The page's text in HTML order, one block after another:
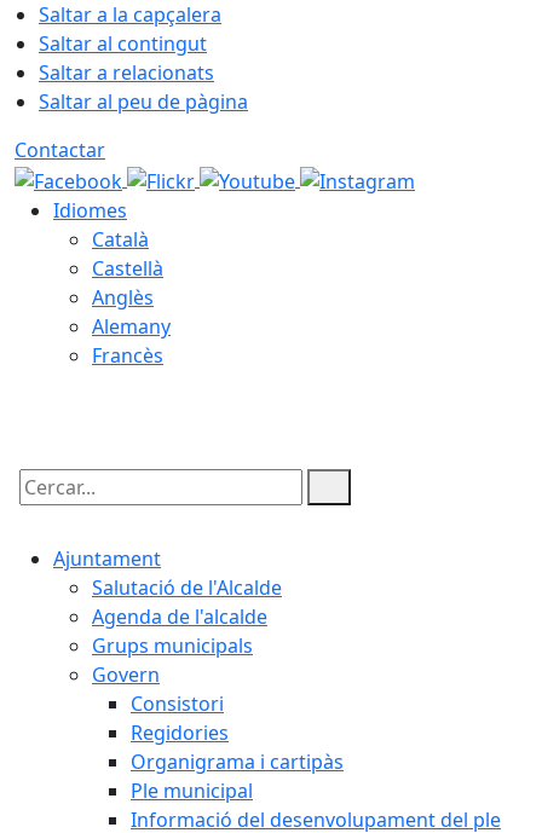
Saltar a la capçalera
Saltar al contingut
Saltar a relacionats
Saltar al peu de pàgina
Contactar
Idiomes
Català
Castellà
Anglès
Alemany
Francès
Cercar:
Ajuntament
Salutació de l'Alcalde
Agenda de l'alcalde
Grups municipals
Govern
Consistori
Regidories
Organigrama i cartipàs
Ple municipal
Informació del desenvolupament del ple